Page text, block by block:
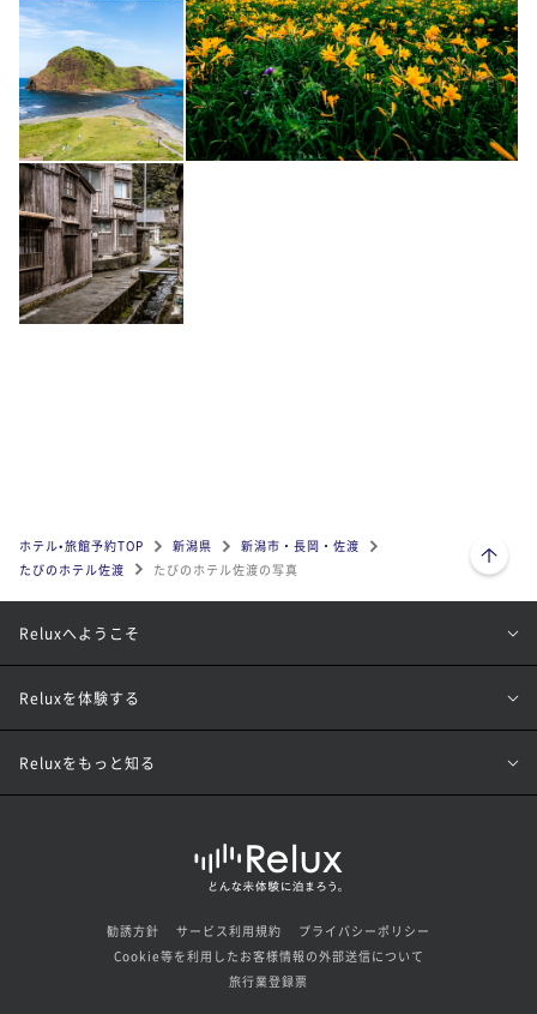
ホテル•旅館予約TOP 新潟県
新潟市・長岡・佐渡
たびのホテル佐渡
たびのホテル佐渡の写真
ページトップへ
Reluxへようこそ
Reluxを体験する
Reluxをもっと知る
勧誘方針 サービス利用規約
プライバシーポリシー
Cookie等を利用したお客様情報の外部送信について
旅行業登録票